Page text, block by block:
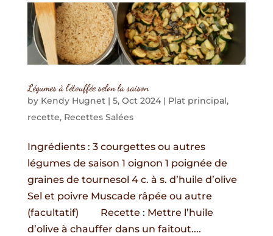
Légumes à l’étouffée selon la saison
by Kendy Hugnet| 5, Oct 2024| Plat principal,
recette, Recettes Salées
Ingrédients : 3 courgettes ou autres
légumes de saison 1 oignon 1 poignée de
graines de tournesol 4 c. à s. d’huile d’olive
Sel et poivre Muscade râpée ou autre
(facultatif) Recette : Mettre l’huile
d’olive à chauffer dans un faitout....